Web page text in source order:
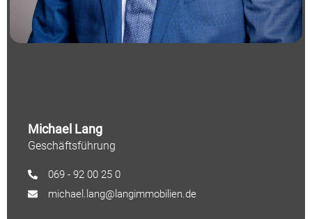
Michael Lang
Geschäftsführung
069 - 92 00 25 0
michael.lang@langimmobilien.de